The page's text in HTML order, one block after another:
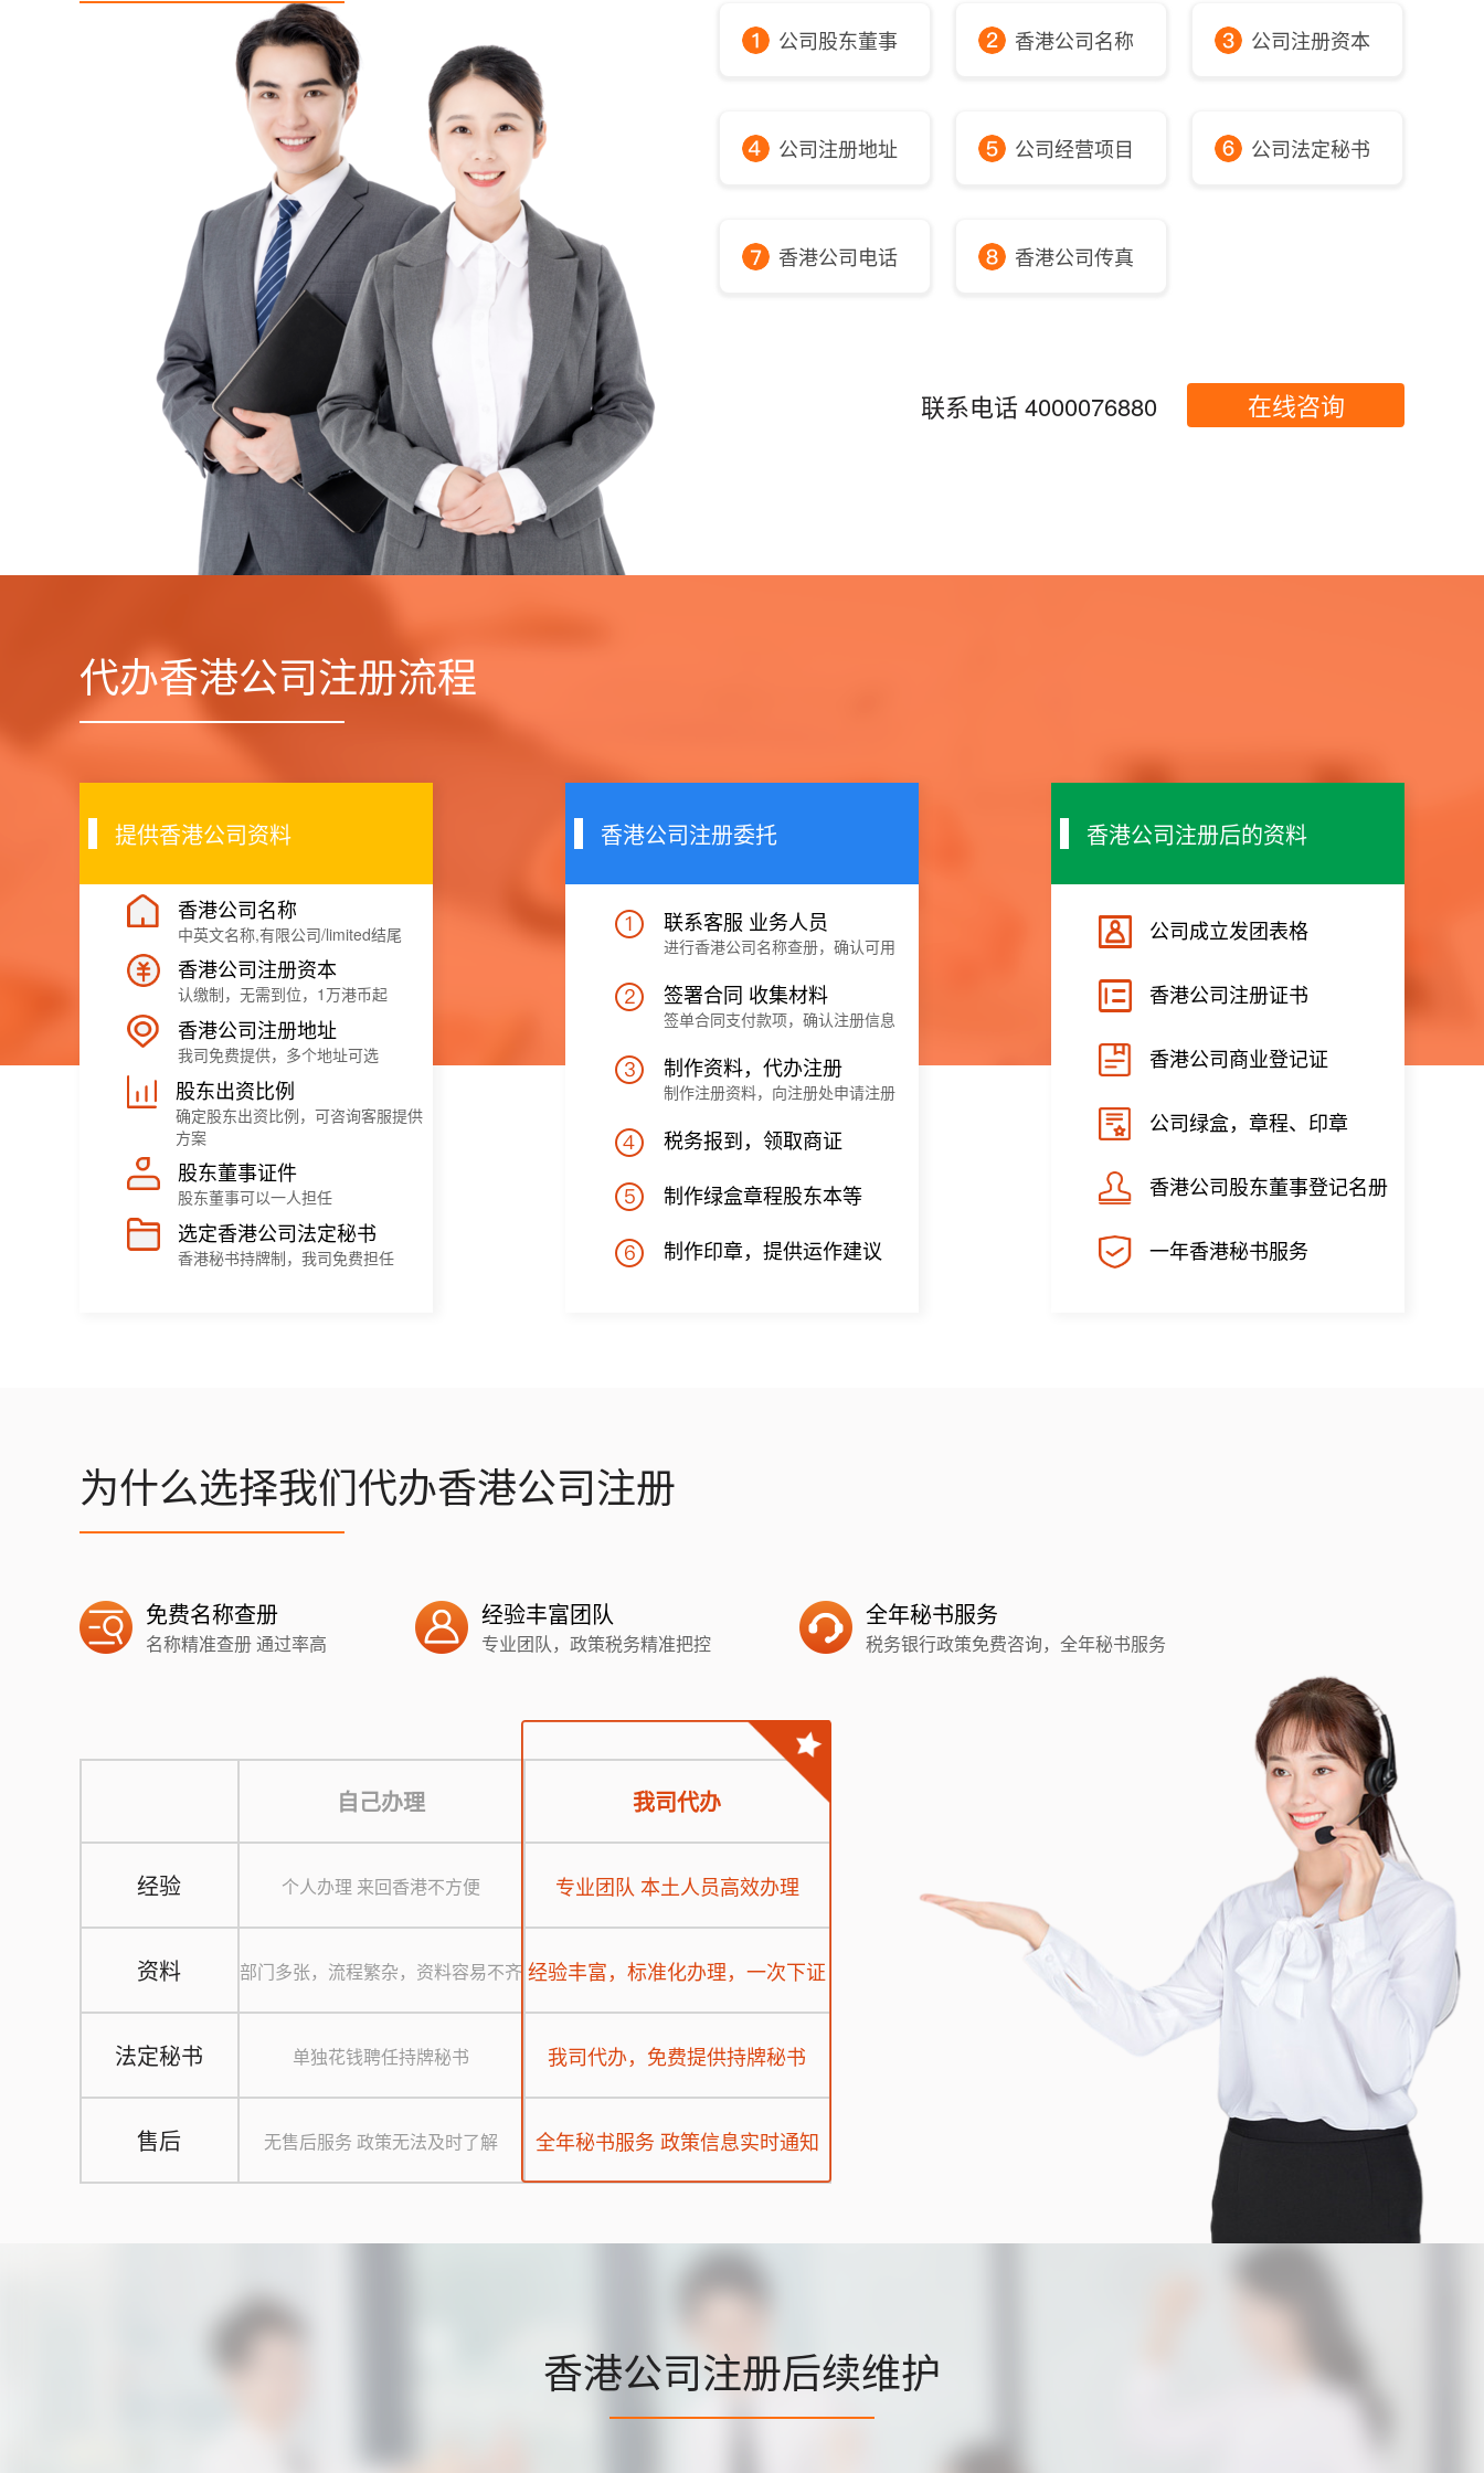
公司股东董事 香港公司名称 公司注册资本
公司注册地址 公司经营项目 公司法定秘书
香港公司电话 香港公司传真
联系电话 4000076880 在线咨询
代办香港公司注册流程
提供香港公司资料
香港公司名称
中英文名称,有限公司/limited结尾
香港公司注册资本
认缴制，无需到位，1万港币起
香港公司注册地址
我司免费提供，多个地址可选
股东出资比例
确定股东出资比例，可咨询客服提供
方案
股东董事证件
股东董事可以一人担任
选定香港公司法定秘书
香港秘书持牌制，我司免费担任
香港公司注册委托
联系客服 业务人员
进行香港公司名称查册，确认可用
签署合同 收集材料
签单合同支付款项，确认注册信息
制作资料，代办注册
制作注册资料，向注册处申请注册
税务报到，领取商证
制作绿盒章程股东本等
制作印章，提供运作建议
香港公司注册后的资料
公司成立发团表格
香港公司注册证书
香港公司商业登记证
公司绿盒，章程、印章
香港公司股东董事登记名册
一年香港秘书服务
为什么选择我们代办香港公司注册
免费名称查册
名称精准查册 通过率高
经验丰富团队
专业团队，政策税务精准把控
全年秘书服务
税务银行政策免费咨询，全年秘书服务
自己办理 我司代办
经验 个人办理 来回香港不方便 专业团队 本土人员高效办理
资料 部门多张，流程繁杂，资料容易不齐 经验丰富，标准化办理，一次下证
法定秘书 单独花钱聘任持牌秘书 我司代办，免费提供持牌秘书
售后 无售后服务 政策无法及时了解 全年秘书服务 政策信息实时通知
香港公司注册后续维护